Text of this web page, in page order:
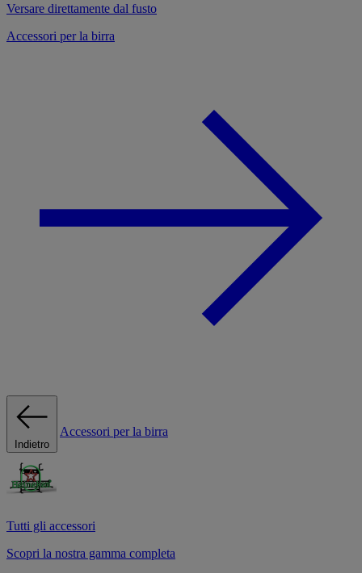
Versare direttamente dal fusto
Accessori per la birra
Indietro
Accessori per la birra
Tutti gli accessori
Scopri la nostra gamma completa